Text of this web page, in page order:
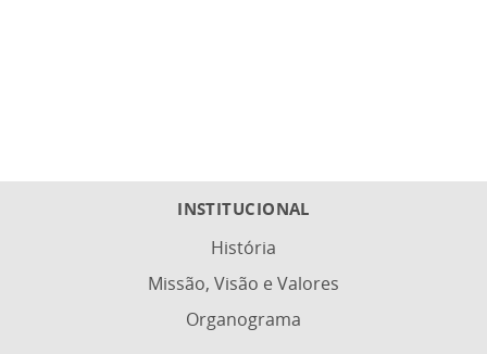
INSTITUCIONAL
História
Missão, Visão e Valores
Organograma